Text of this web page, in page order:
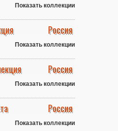
Показать коллекции
Россия
Показать коллекции
Россия
Показать коллекции
Россия
Показать коллекции